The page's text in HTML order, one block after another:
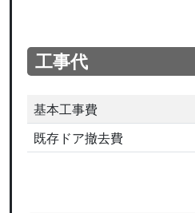
工事代
基本工事費
既存ドア撤去費